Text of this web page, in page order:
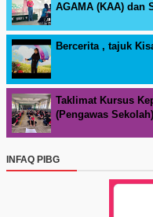
AGAMA (KAA) dan
Bercerita , tajuk
Taklimat Kursus
(Pengawas Sekolah)
INFAQ PIBG